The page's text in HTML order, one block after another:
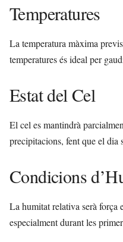
Temperatures
La temperatura màxima
temperatures és ideal per
Estat del Cel
El cel es mantindrà
precipitacions, fent que el dia
Condicions
La humitat relativa serà força
especialment durant les